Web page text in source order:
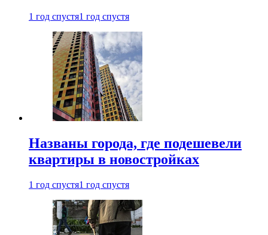
1 год спустя1 год спустя
Названы города, где подешевели
квартиры в новостройках
1 год спустя1 год спустя